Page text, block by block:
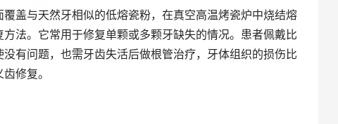
盖与天然牙相似的低熔瓷粉，在真空高温烤瓷炉中烧结熔
法。它常用于修复单颗或多颗牙缺失的情况。患者佩戴比
有问题，也需牙齿失活后做根管治疗，牙体组织的损伤比
修复。